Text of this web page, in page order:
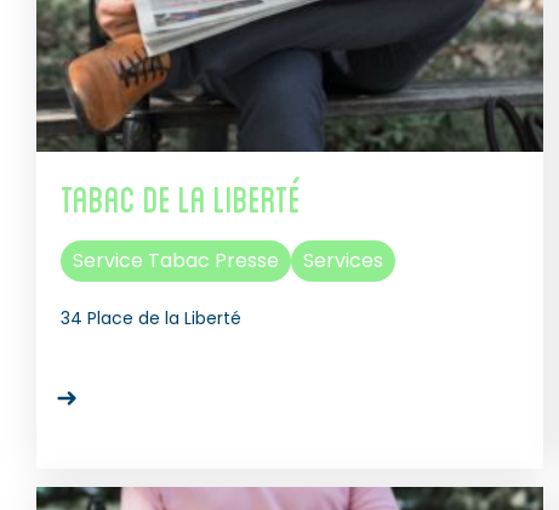
Tabac de la Liberté
Service Tabac Presse Services
34 Place de la Liberté